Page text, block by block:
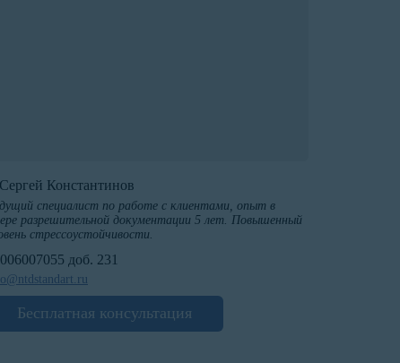
Константинов
специалист по работе с клиентами, опыт в
разрешительной документации 5 лет. Повышенный
стрессоустойчивости.
доб. 231
Бесплатная консультация